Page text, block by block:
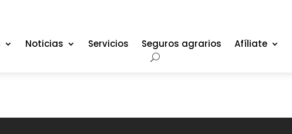
Noticias Servicios Seguros agrarios Afíliate